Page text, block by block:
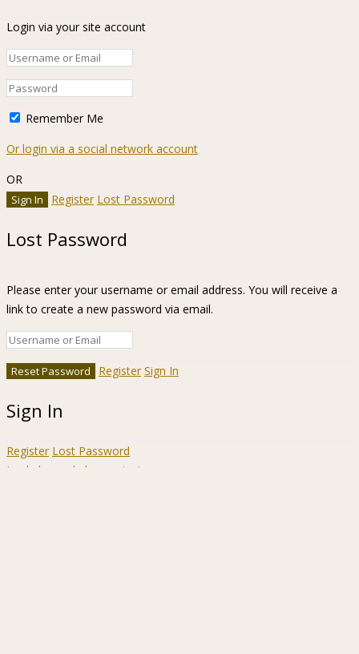
Login via your site account
Remember Me
Or login via a social network account
OR
Register Lost Password
Lost Password
Please enter your username or email address. You will receive a
link to create a new password via email.
Register Sign In
Sign In
Register Lost Password
Ir a la barra de herramientas